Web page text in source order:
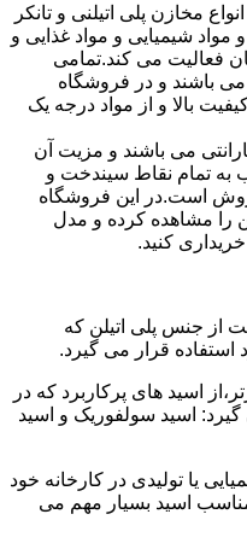
مخازن پلی اتیلنی و تانکر
شیمیایی و مواد غذایی و
فعالیت می کند.تمامی
می باشند و در فروشگاه
بالا و از مواد درجه یک
آبی دارای 60 ماه گارانتی می باشند و مزیت آن
به تمام نقاط سیندخت و
است.در این فروشگاه
را مشاهده کرده و مدل
کنید.
از جنس پلی اتیلن که
استفاده قرار می گیرد.
اسید های پرکاربرد که در
اسید سولفوریک و اسید
یا تولیدی در کارخانه خود
مناسب اسید بسیار مهم می